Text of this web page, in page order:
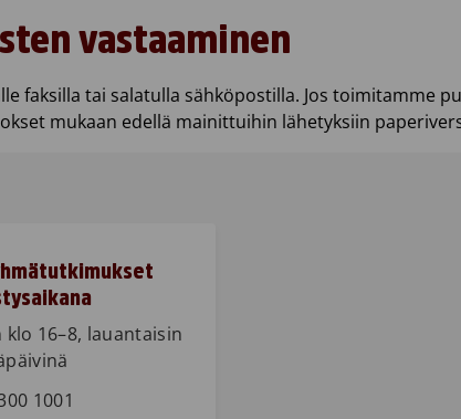
vastaaminen
faksilla tai salatulla sähköpostilla. Jos toimitamme
mukaan edellä mainittuihin lähetyksiin
klo 16–8, lauantaisin
1001